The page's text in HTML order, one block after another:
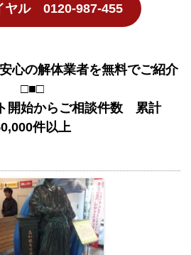
ヤル 0120-987-455
心の解体業者を無料でご紹介
□■□
開始からご相談件数 累計
件以上